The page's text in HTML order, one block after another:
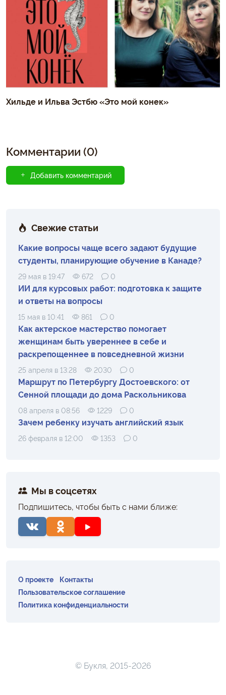
Хильде и Ильва Эстбю «Это мой конек»
Комментарии (0)
Добавить комментарий
Свежие статьи
Какие вопросы чаще всего задают будущие
студенты, планирующие обучение в Канаде?
29 мая в 19:47 672 0
ИИ для курсовых работ: подготовка к защите
и ответы на вопросы
15 мая в 10:41 861 0
Как актерское мастерство помогает
женщинам быть увереннее в себе и
раскрепощеннее в повседневной жизни
25 апреля в 13:28 2030 0
Маршрут по Петербургу Достоевского: от
Сенной площади до дома Раскольникова
08 апреля в 08:56 1229 0
Зачем ребенку изучать английский язык
26 февраля в 12:00 1353 0
Мы в соцсетях
Подпишитесь, чтобы быть с нами ближе:
О проекте
Контакты
Пользовательское соглашение
Политика конфиденциальности
© Букля, 2015-2026